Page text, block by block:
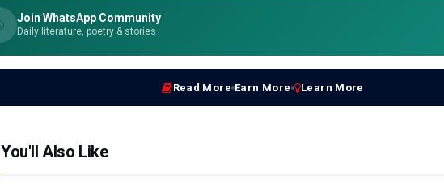
Join WhatsApp Community
Daily literature, poetry & stories
Read More Earn More Learn More
You'll Also Like